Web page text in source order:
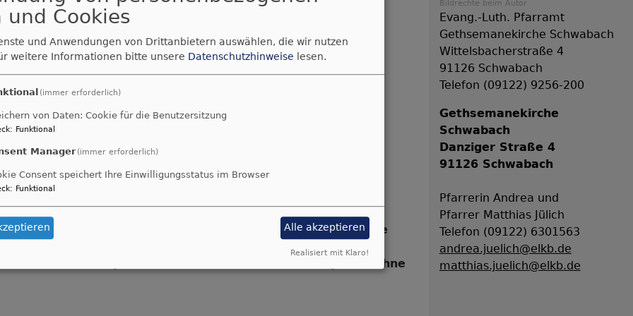
leitet gemeinsam mit den Pfarrpersonen die
im Kirchenvorstand ist
Vertrauensfrau
online.de
Kirchenvorstands (2024 - 2030)
Eberlein, Sabrina Engelhardt, Thomas Grämmer, Antje
Elke Rauh, Mario Richter, Sandra Schleicher-Böhm, Sophie
Pfrin. Andrea Jülich (Vorsitzende), Pfr. Matthias Jülich (ohne
Bildrechte beim Autor
Evang.-Luth. Pfarramt
Gethsemanekirche Schwabach
Wittelsbacherstraße 4
91126 Schwabach
Telefon (09122) 9256-200
Gethsemanekirche
Schwabach
Danziger Straße 4
91126 Schwabach
Pfarrerin Andrea und
Pfarrer Matthias Jülich
Telefon (09122) 6301563
andrea.juelich@elkb.de
matthias.juelich@elkb.de
und Cookies
und Anwendungen von Drittanbietern auswählen, die wir nutzen
weitere Informationen bitte unsere Datenschutzhinweise lesen.
(immer erforderlich)
von Daten: Cookie für die Benutzersitzung
: Funktional
Manager (immer erforderlich)
Consent speichert Ihre Einwilligungsstatus im Browser
: Funktional
Alle akzeptieren
Realisiert mit Klaro!